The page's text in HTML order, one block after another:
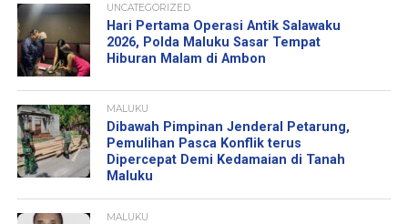
UNCATEGORIZED
Hari Pertama Operasi Antik Salawaku
2026, Polda Maluku Sasar Tempat
Hiburan Malam di Ambon
MALUKU
Dibawah Pimpinan Jenderal Petarung,
Pemulihan Pasca Konflik terus
Dipercepat Demi Kedamaian di Tanah
Maluku
MALUKU